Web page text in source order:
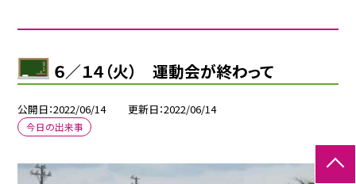
６／１４（火） 運動会が終わって
公開日 2022/06/14 更新日 2022/06/14
今日の出来事